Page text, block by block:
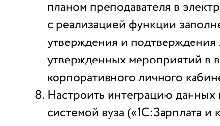
планом преподавателя в
с реализацией функции
утверждения и
утвержденных мероприятий в
корпоративного личного
Настроить интеграцию
системой вуза («1С:Зарплата и